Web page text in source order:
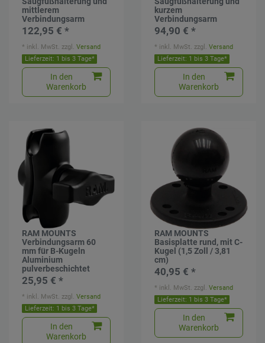
mittlerem
Verbindungsarm
122,95 € *
Lieferzeit: 1 bis 3 Tage*
In den
Warenkorb
* inkl. MwSt. zzgl.Versand
kurzem
Verbindungsarm
94,90 € *
Lieferzeit: 1 bis 3 Tage*
In den
Warenkorb
* inkl. MwSt. zzgl.Versand
RAM MOUNTS
Verbindungsarm 60
mm für B-Kugeln
Aluminium
pulverbeschichtet
25,95 € *
Lieferzeit: 1 bis 3 Tage*
In den
Warenkorb
* inkl. MwSt. zzgl.Versand
RAM MOUNTS
Basisplatte rund, mit C-
Kugel (1,5 Zoll / 3,81
cm)
40,95 € *
Lieferzeit: 1 bis 3 Tage*
In den
Warenkorb
* inkl. MwSt. zzgl.Versand